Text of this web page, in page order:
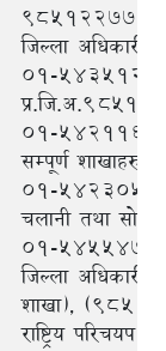
९८५१२२७७७७
जिल्ला अधिकारी),
०१-५४३५१२९
०१-
सम्पूर्ण
०१-५४२३०५१
चलानी तथा
०१-५४५५४७५
जिल्ला अधिकारी
शाखा),
राष्ट्रिय परिचयप